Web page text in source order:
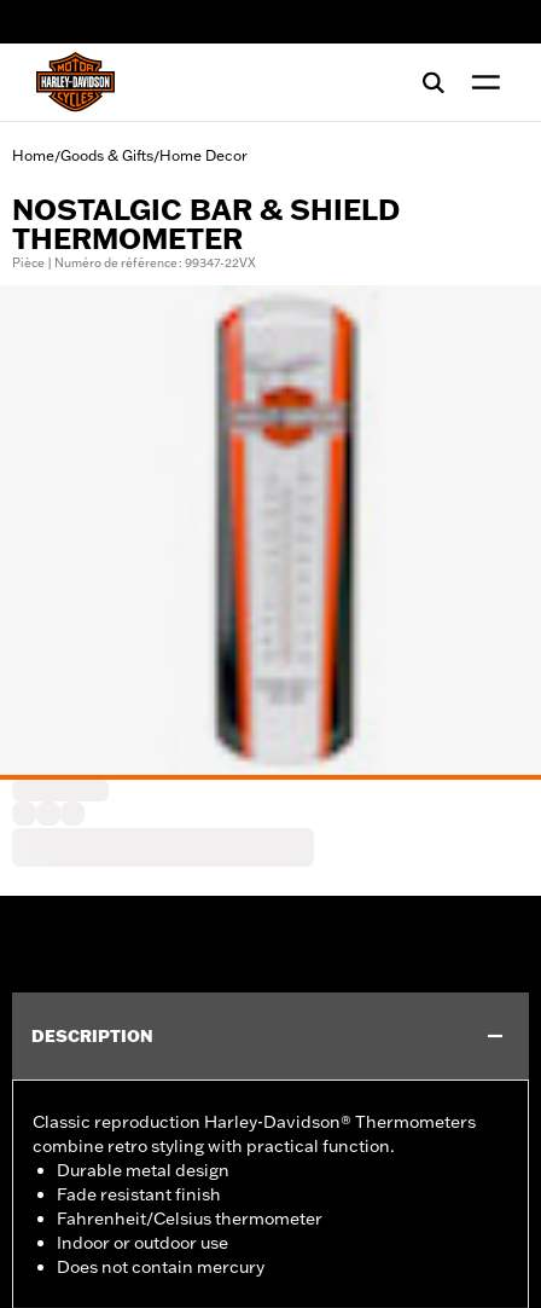
Home/Goods & Gifts/Home Decor
NOSTALGIC BAR & SHIELD
THERMOMETER
Pièce | Numéro de référence : 99347-22VX
DESCRIPTION
Classic reproduction Harley-Davidson® Thermometers
combine retro styling with practical function.
Durable metal design
Fade resistant finish
Fahrenheit/Celsius thermometer
Indoor or outdoor use
Does not contain mercury